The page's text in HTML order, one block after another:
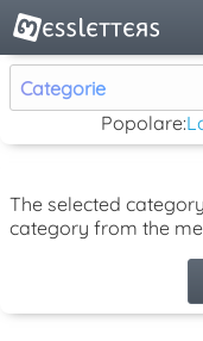
Categorie
Popolare:
The selected
category from the